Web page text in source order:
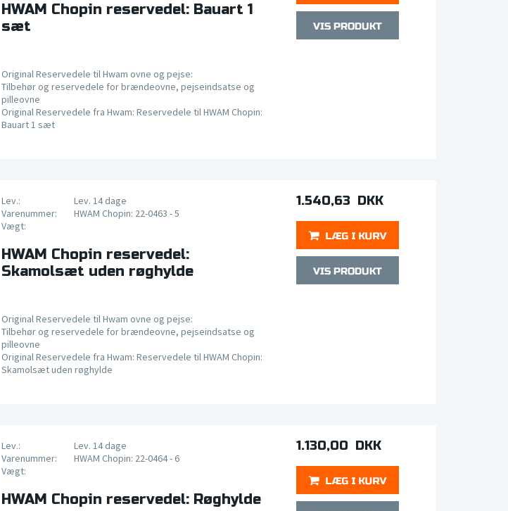
HWAM Chopin reservedel: Bauart 1
sæt
Original Reservedele til Hwam ovne og pejse:
Tilbehør og reservedele for brændeovne, pejseindsatse og
pilleovne
Original Reservedele fra Hwam: Reservedele til HWAM Chopin:
Bauart 1 sæt
Lev.:
Lev. 14 dage
Varenummer:
HWAM Chopin: 22-0463 - 5
Vægt:
HWAM Chopin reservedel:
Skamolsæt uden røghylde
Original Reservedele til Hwam ovne og pejse:
Tilbehør og reservedele for brændeovne, pejseindsatse og
pilleovne
Original Reservedele fra Hwam: Reservedele til HWAM Chopin:
Skamolsæt uden røghylde
1.540,63 DKK
Lev.:
Lev. 14 dage
Varenummer:
HWAM Chopin: 22-0464 - 6
Vægt:
HWAM Chopin reservedel: Røghylde
1.130,00 DKK